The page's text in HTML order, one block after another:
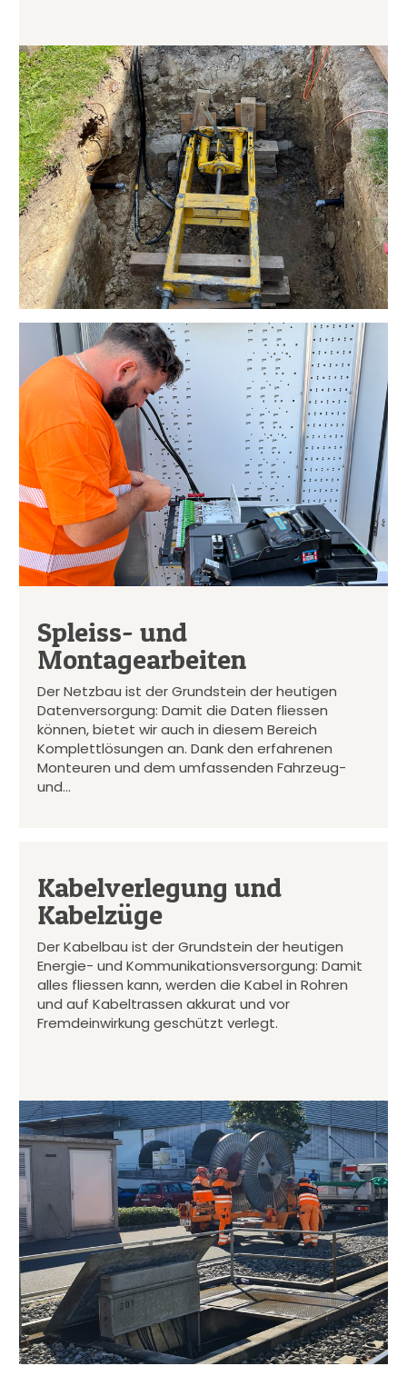
Spleiss- und
Montagearbeiten
Der Netzbau ist der Grundstein der heutigen
Datenversorgung: Damit die Daten fliessen
können, bietet wir auch in diesem Bereich
Komplettlösungen an. Dank den erfahrenen
Monteuren und dem umfassenden Fahrzeug-
und…
Kabelverlegung und
Kabelzüge
Der Kabelbau ist der Grundstein der heutigen
Energie- und Kommunikationsversorgung: Damit
alles fliessen kann, werden die Kabel in Rohren
und auf Kabeltrassen akkurat und vor
Fremdeinwirkung geschützt verlegt.